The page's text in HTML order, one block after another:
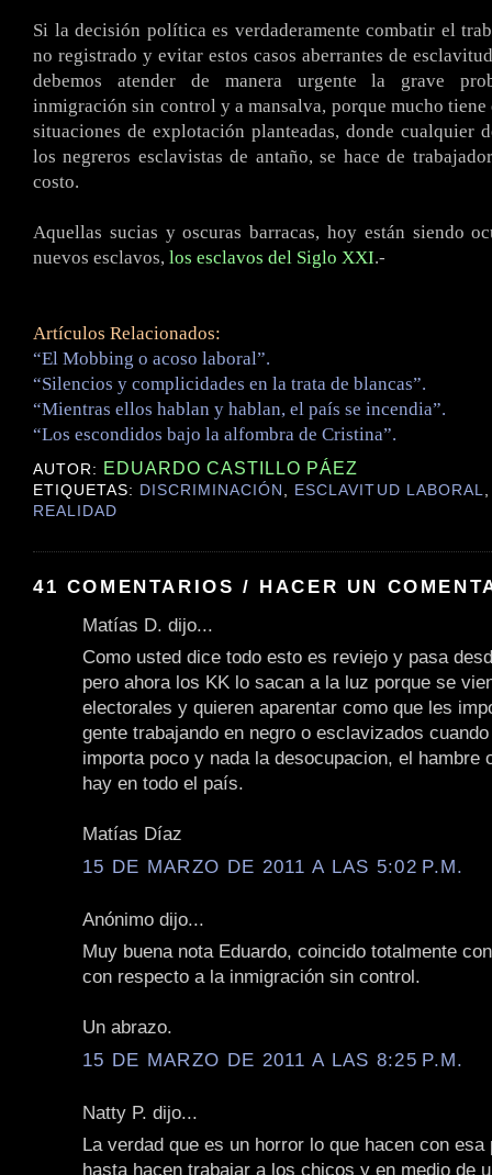
Si la decisión política es verdaderamente combatir el
no registrado y evitar estos casos aberrantes de
debemos atender de manera urgente la grave
inmigración sin control y a mansalva, porque mucho tiene
situaciones de explotación planteadas, donde cualquier
los negreros esclavistas de antaño, se hace de
costo.
Aquellas sucias y oscuras barracas, hoy están siendo
nuevos esclavos, los esclavos del Siglo XXI.-
Artículos Relacionados:
“El Mobbing o acoso laboral”.
“Silencios y complicidades en la trata de blancas”.
“Mientras ellos hablan y hablan, el país se incendia”.
“Los escondidos bajo la alfombra de Cristina”.
AUTOR: EDUARDO CASTILLO PÁEZ
ETIQUETAS: DISCRIMINACIÓN , ESCLAVITUD LABORAL
REALIDAD
41 COMENTARIOS / HACER UN
Matías D. dijo...
Como usted dice todo esto es reviejo y pasa
pero ahora los KK lo sacan a la luz porque se
electorales y quieren aparentar como que les
gente trabajando en negro o esclavizados
importa poco y nada la desocupacion, el hambre
hay en todo el país.
Matías Díaz
15 DE MARZO DE 2011 A LAS 5:02 P.M.
Anónimo dijo...
Muy buena nota Eduardo, coincido totalmente
con respecto a la inmigración sin control.
Un abrazo.
15 DE MARZO DE 2011 A LAS 8:25 P.M.
Natty P. dijo...
La verdad que es un horror lo que hacen con esa
hasta hacen trabajar a los chicos y en medio de